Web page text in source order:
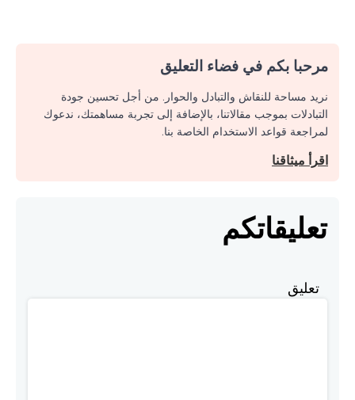
مرحبا بكم في فضاء التعليق
نريد مساحة للنقاش والتبادل والحوار. من أجل تحسين جودة
التبادلات بموجب مقالاتنا، بالإضافة إلى تجربة مساهمتك، ندعوك
لمراجعة قواعد الاستخدام الخاصة بنا.
اقرأ ميثاقنا
تعليقاتكم
تعليق